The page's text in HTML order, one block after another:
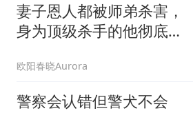
妻子恩人都被师弟杀害，
身为顶级杀手的他彻底怒
欧阳春晓Aurora
警察会认错但警犬不会